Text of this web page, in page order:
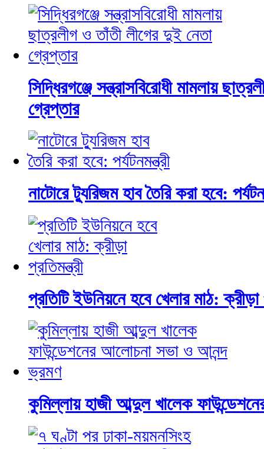
সিদ্ধিরগঞ্জে সন্ত্রাসবিরোধী মামলায়
গ্রেপ্তার
নাটোরে ট্যুরিজম হাব তৈরি করা হবে:
প্রতিটি ইউনিয়নে হবে খেলার মাঠ: ক্রীড়া
কুমিল্লায় হাজী আব্দুল খালেক